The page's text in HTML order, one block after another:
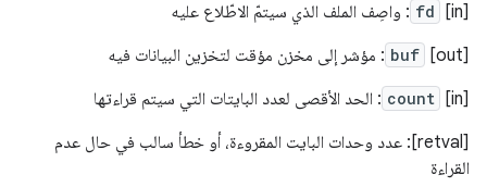
[in]
fd : واصِف الملف الذي سيتمّ الاطّلاع عليه
[out]
buf : مؤشر إلى مخزن مؤقت لتخزين البيانات فيه
[in]
count : الحد الأقصى لعدد البايتات التي سيتم قراءتها
[retval]: عدد وحدات البايت المقروءة، أو خطأ سالب في حال عدم
القراءة